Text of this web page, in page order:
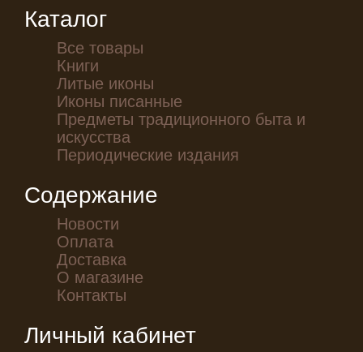
Каталог
Все товары
Книги
Литые иконы
Иконы писанные
Предметы традиционного быта и
искусства
Периодические издания
Содержание
Новости
Оплата
Доставка
О магазине
Контакты
Личный кабинет